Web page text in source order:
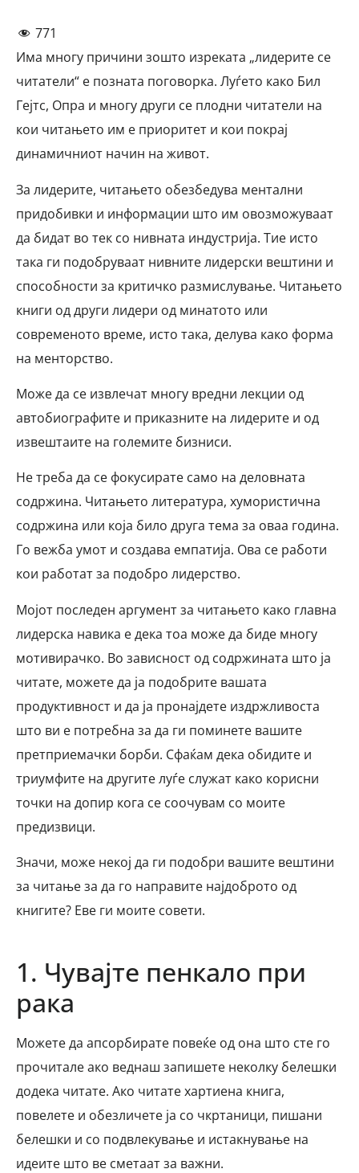
771
Има многу причини зошто изреката „лидерите се
читатели“ е позната поговорка. Луѓето како Бил
Гејтс, Опра и многу други се плодни читатели на
кои читањето им е приоритет и кои покрај
динамичниот начин на живот.
За лидерите, читањето обезбедува ментални
придобивки и информации што им овозможуваат
да бидат во тек со нивната индустрија. Тие исто
така ги подобруваат нивните лидерски вештини и
способности за критичко размислување. Читањето
книги од други лидери од минатото или
современото време, исто така, делува како форма
на менторство.
Може да се извлечат многу вредни лекции од
автобиографите и приказните на лидерите и од
извештаите на големите бизниси.
Не треба да се фокусирате само на деловната
содржина. Читањето литература, хумористична
содржина или која било друга тема за оваа година.
Го вежба умот и создава емпатија. Ова се работи
кои работат за подобро лидерство.
Мојот последен аргумент за читањето како главна
лидерска навика е дека тоа може да биде многу
мотивирачко. Во зависност од содржината што ја
читате, можете да ја подобрите вашата
продуктивност и да ја пронајдете издржливоста
што ви е потребна за да ги поминете вашите
претприемачки борби. Сфаќам дека обидите и
триумфите на другите луѓе служат како корисни
точки на допир кога се соочувам со моите
предизвици.
Значи, може некој да ги подобри вашите вештини
за читање за да го направите најдоброто од
книгите? Еве ги моите совети.
1. Чувајте пенкало при
рака
Можете да апсорбирате повеќе од она што сте го
прочитале ако веднаш запишете неколку белешки
додека читате. Ако читате хартиена книга,
повелете и обезличете ја со чкртаници, пишани
белешки и со подвлекување и истакнување на
идеите што ве сметаат за важни.